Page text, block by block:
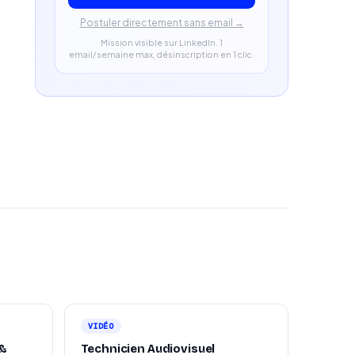
Postuler directement sans email →
Mission visible sur LinkedIn. 1
email/semaine max, désinscription en 1 clic.
VIDÉO
Technicien Audiovisuel